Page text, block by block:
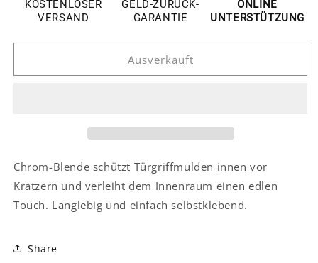
Kodiaq
Türgriff
Abdeckung
Kodiaq
Türgriff
Innen
Abdeckung
KOSTENLOSER
VERSAND
GELD-ZURÜCK-
GARANTIE
ONLINE
UNTERSTÜTZUNG
Ausverkauft
Chrom-Blende schützt Türgriffmulden innen vor
Kratzern und verleiht dem Innenraum einen edlen
Touch. Langlebig und einfach selbstklebend.
Share